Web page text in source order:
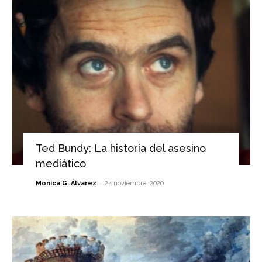
Ted Bundy: La historia del asesino
mediático
Mónica G. Álvarez - 24 noviembre, 2020